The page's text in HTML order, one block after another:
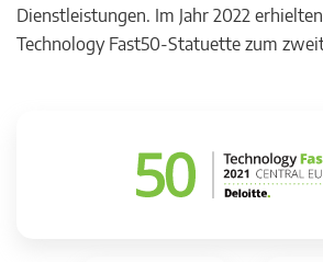
Dienstleistungen. Im Jahr 2022
Technology Fast50-Statuette zum